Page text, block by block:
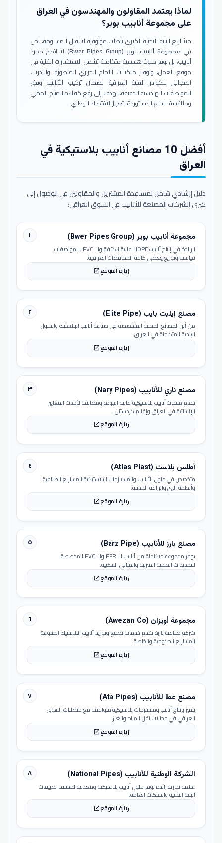
لماذا يعتمد المقاولون والمهندسون في العراق
على مجموعة أنابيب بوير؟
مشاريع البنية التحتية الكبرى تتطلب موثوقية لا تقبل المساومة. نحن
في مجموعة أنابيب بوير (Bwer Pipes Group)
لا نقدم مجرد
أنابيب، بل نوفر حلولاً هندسية متكاملة تشمل الاستشارات الفنية في
موقع العمل، وتوفير ماكينات اللحام الحراري المتطورة، والتدريب
المجاني للكوادر الفنية العراقية لضمان تركيب الأنابيب وفق
المواصفات الهندسية الدقيقة. نهدف إلى رفع كفاءة المنتج المحلي
ومنافسة السلع المستوردة لتعزيز الاقتصاد الوطني.
أفضل 10 مصانع أنابيب بلاستيكية في
العراق
دليل إرشادي شامل لمساعدة المشترين والمقاولين في الوصول إلى
كبرى الشركات المصنعة للأنابيب في السوق العراقي:
١ مجموعة أنابيب بوير (Bwer Pipes Group)
الرائدة في إنتاج أنابيب HDPE عالية الكثافة والـ uPVC بمواصفات
قياسية وتوزيع يغطي كافة المحافظات العراقية.
زيارة الموقعopen_in_new
٢ مصنع إيليت بايب (Elite Pipe)
من أبرز المصانع المحلية المتخصصة في صناعة أنابيب البلاستيك والحلول
البلدية المتكاملة في العراق.
زيارة الموقعopen_in_new
٣ مصنع ناري للأنابيب (Nary Pipes)
يقدم منتجات أنابيب بلاستيكية عالية الجودة ومطابقة لأحدث المعايير
الإنشائية في العراق وإقليم كردستان.
زيارة الموقعopen_in_new
٤ أطلس بلاست (Atlas Plast)
متخصص في حلول الأنابيب والمستلزمات البلاستيكية للمشاريع الصناعية
وأنظمة الري والزراعة الحديثة.
زيارة الموقعopen_in_new
٥ مصنع بارز للأنابيب (Barz Pipe)
يوفر مجموعة متكاملة من أنابيب الـ PPR والـ PVC المخصصة
للتمديدات الصحية المنزلية والمباني السكنية.
زيارة الموقعopen_in_new
٦ مجموعة أويزان (Awezan Co)
شركة صناعية بارزة تقدم خدمات تصنيع وتوريد أنابيب البلاستيك المتنوعة
للمشاريع الحكومية والخاصة.
زيارة الموقعopen_in_new
٧ مصنع عطا للأنابيب (Ata Pipes)
يتميز بإنتاج أنابيب ومستلزمات بلاستيكية متوافقة مع متطلبات السوق
العراقي في مجالات نقل المياه والغاز.
زيارة الموقعopen_in_new
٨ الشركة الوطنية للأنابيب (National Pipes)
علامة تجارية رائدة توفر حلول أنابيب بلاستيكية ومعدنية لمختلف تطبيقات
البنية التحتية والشبكات العامة.
زيارة الموقعopen_in_new